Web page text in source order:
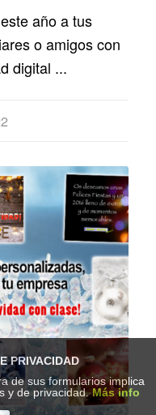
año a tus
o amigos con
digital ...
PRIVACIDAD
de sus formularios implica
y de privacidad.Más info